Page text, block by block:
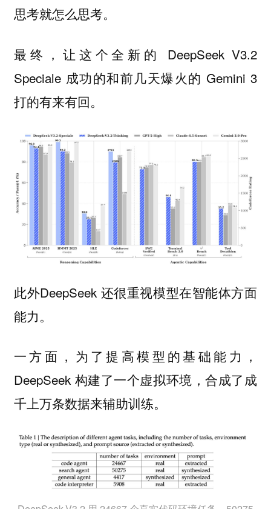
思考就怎么思考。
最终，让这个全新的 DeepSeek V3.2
Speciale 成功的和前几天爆火的 Gemini 3
打的有来有回。
此外DeepSeek 还很重视模型在智能体方面
能力。
一方面，为了提高模型的基础能力，
DeepSeek 构建了一个虚拟环境，合成了成
千上万条数据来辅助训练。